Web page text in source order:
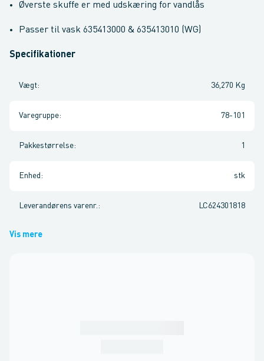
Øverste skuffe er med udskæring for vandlås
Passer til vask 635413000 & 635413010 (WG)
Specifikationer
Vægt: 36,270 Kg
Varegruppe: 78-101
Pakkestørrelse: 1
Enhed : stk
Leverandørens varenr. : LC624301818
Vis mere